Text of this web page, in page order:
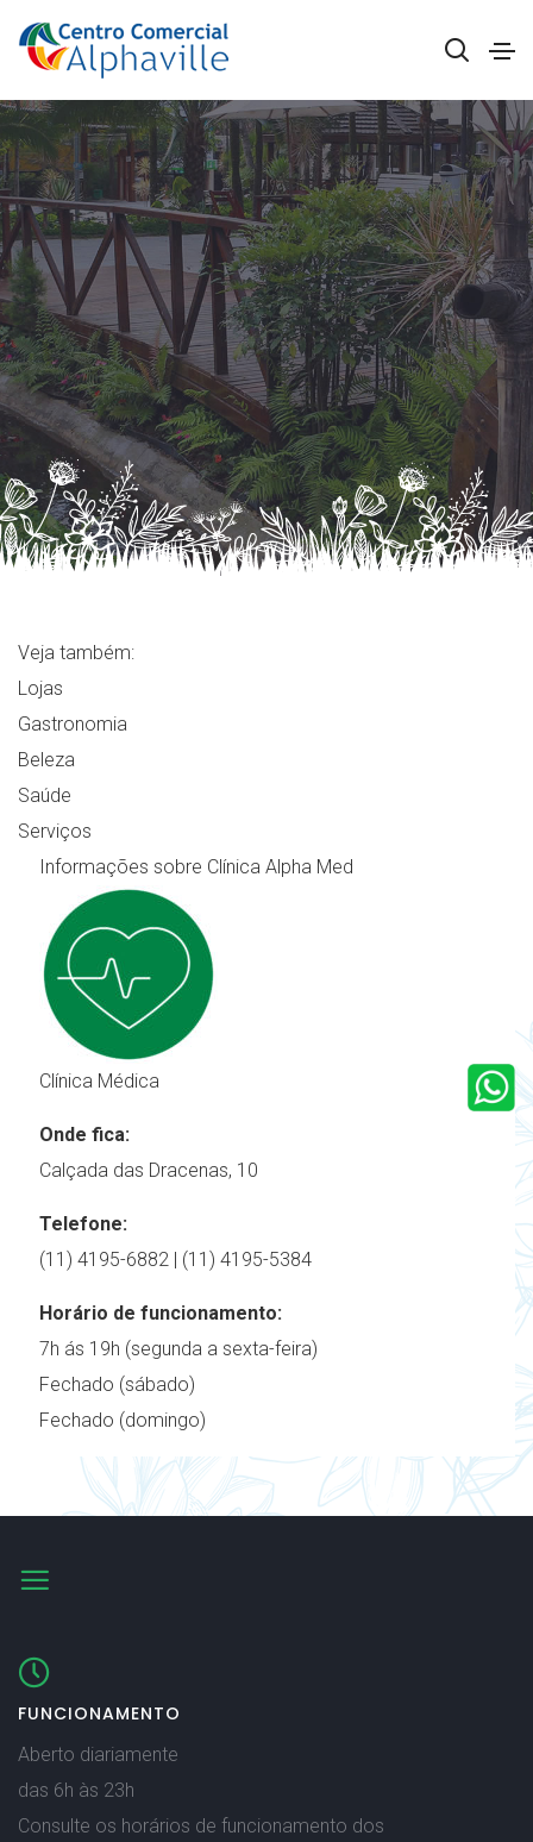
Veja também:
Lojas
Gastronomia
Beleza
Saúde
Serviços
Informações sobre Clínica Alpha Med
Clínica Médica
Onde fica:
Calçada das Dracenas, 10
Telefone:
(11) 4195-6882 | (11) 4195-5384
Horário de funcionamento:
7h ás 19h (segunda a sexta-feira)
Fechado (sábado)
Fechado (domingo)
FUNCIONAMENTO
Aberto diariamente
das 6h às 23h
Consulte os horários de funcionamento dos